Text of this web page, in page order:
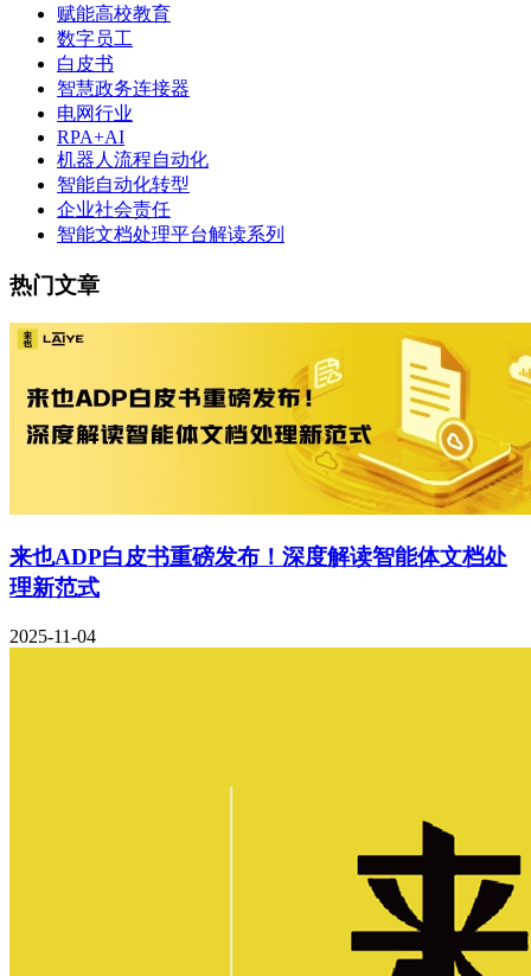
赋能高校教育
数字员工
白皮书
智慧政务连接器
电网行业
RPA+AI
机器人流程自动化
智能自动化转型
企业社会责任
智能文档处理平台解读系列
热门文章
来也ADP白皮书重磅发布！深度解读智能体文档处
理新范式
2025-11-04